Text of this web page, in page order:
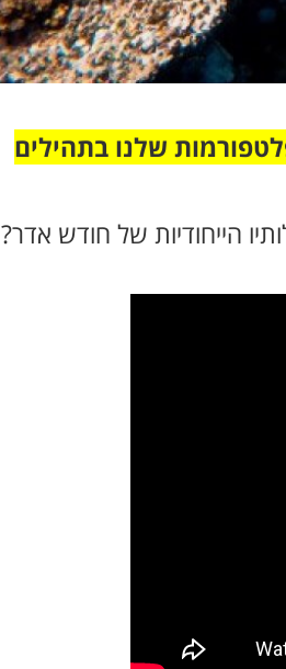
שלנו בתהילים
הייחודיות של חודש אדר?